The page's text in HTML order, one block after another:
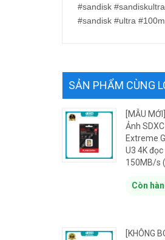
#sandisk
#sandisk #ultra
SẢN PHẨM CÙNG
[MẪU
Ảnh
Extreme
U3 4K
150MB/s
Còn
[KHÔNG